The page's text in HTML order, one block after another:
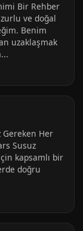
Bir Rehber
ve doğal
Benim
uzaklaşmak
Gereken Her
Susuz
kapsamlı bir
doğru